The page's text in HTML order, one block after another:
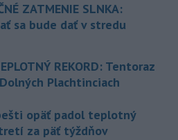
ZATMENIE SLNKA:
sa bude dať v stredu
REKORD: Tentoraz
Plachtinciach
opäť padol teplotný
za päť týždňov